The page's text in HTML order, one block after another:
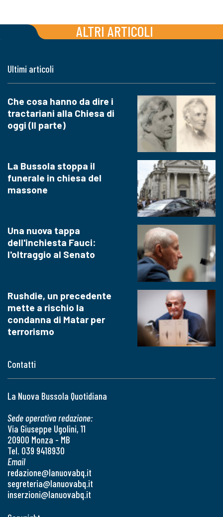
ALTRI ARTICOLI
Contatti
La Nuova Bussola Quotidiana
Sede operativa redazione:
Via Giuseppe Ugolini, 11
20900 Monza - MB
Tel. 039 9418930
Email
redazione@lanuovabq.it
segreteria@lanuovabq.it
inserzioni@lanuovabq.it
Ultimi articoli
Che cosa hanno da dire i
tractariani alla Chiesa di
oggi (II parte)
La Bussola stoppa il
funerale in chiesa del
massone
Una nuova tappa
dell'inchiesta Fauci:
l'oltraggio al Senato
Rushdie, un precedente
mette a rischio la
condanna di Matar per
terrorismo